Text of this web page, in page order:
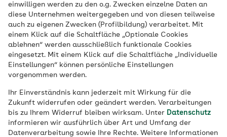
einwilligen werden zu den o.g. Zwecken einzelne Daten an
diese Unternehmen weitergegeben und von diesen teilweise
auch zu eigenen Zwecken (Profilbildung) verarbeitet. Mit
einem Klick auf die Schaltfläche „Optionale Cookies
ablehnen“ werden ausschließlich funktionale Cookies
eingesetzt. Mit einem Klick auf die Schaltfläche „Individuelle
Einstellungen“ können persönliche Einstellungen
vorgenommen werden.
Ihr Einverständnis kann jederzeit mit Wirkung für die
Zukunft widerrufen oder geändert werden. Verarbeitungen
bis zu Ihrem Widerruf bleiben wirksam. Unter Datenschutz
informieren wir ausführlich über Art und Umfang der
Datenverarbeitung sowie Ihre Rechte. Weitere Informationen
Herz und Kreislauf sind unser
Antriebsteam. Herzspezialisten erklären,
was wir für unsere Herzgesundheit tun
können und wie die Herzmedizin mit neuen
Therapien gegen Erkrankungen vorgeht.